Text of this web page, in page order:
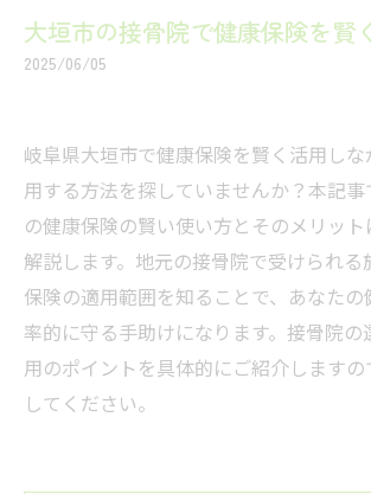
大垣市の接骨院で健康保険を賢
2025/06/05
岐阜県大垣市で健康保険を賢く活用し
用する方法を探していませんか？本記
の健康保険の賢い使い方とそのメリット
解説します。地元の接骨院で受けられ
保険の適用範囲を知ることで、あなた
率的に守る手助けになります。接骨院の
用のポイントを具体的にご紹介します
してください。